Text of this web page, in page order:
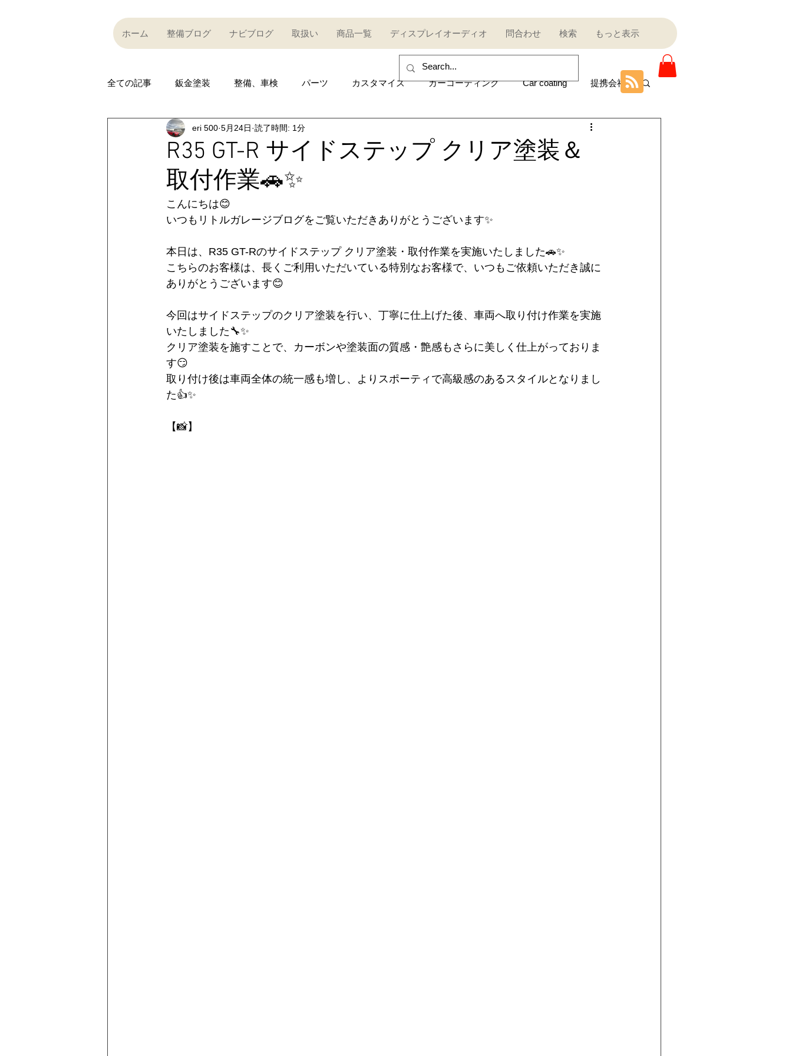
ホーム 整備ブログ ナビブログ 取扱い 商品一覧 ディスプレイオーディオ 問合わせ 検索 もっと表示
全ての記事 鈑金塗装 整備、車検 パーツ カスタマイズ カーコーティング Car coating 提携会社
Partner company 買い取り sales and purchase
Car community その他 Other category
R35 GT-R R35 GT-R AUDI AUDI ポルシェ Porsche トヨタ
R35 GT-R サイドステップ クリア塗装＆
取付作業🚗✨
eri 500 5月24日 読了時間: 1分
こんにちは😊
いつもリトルガレージブログをご覧いただきありがとうございます✨
本日は、R35 GT-Rのサイドステップ クリア塗装・取付作業を実施いたしました🚗✨
こちらのお客様は、長くご利用いただいている特別なお客様で、いつもご依頼いただき誠に
ありがとうございます😊
今回はサイドステップのクリア塗装を行い、丁寧に仕上げた後、車両へ取り付け作業を実施
いたしました🔧✨
クリア塗装を施すことで、カーボンや塗装面の質感・艶感もさらに美しく仕上がっておりま
す😏
取り付け後は車両全体の統一感も増し、よりスポーティで高級感のあるスタイルとなりまし
た👍✨
【📸】